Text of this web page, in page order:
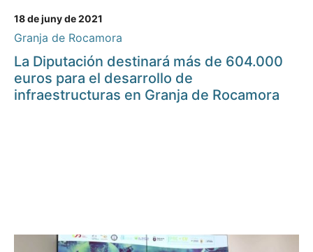
18 de juny de 2021
Granja de Rocamora
La Diputación destinará más de 604.000
euros para el desarrollo de
infraestructuras en Granja de Rocamora